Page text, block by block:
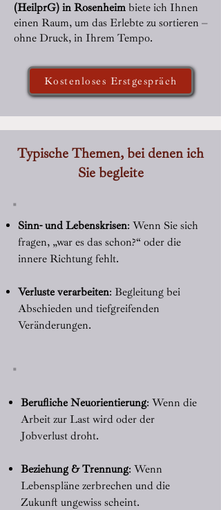
(HeilprG) in Rosenheim biete ich Ihnen
einen Raum, um das Erlebte zu sortieren –
ohne Druck, in Ihrem Tempo.
Kostenloses Erstgespräch
Typische Themen, bei denen ich
Sie begleite
Sinn- und Lebenskrisen: Wenn Sie sich
fragen, „war es das schon?“ oder die
innere Richtung fehlt.
Verluste verarbeiten: Begleitung bei
Abschieden und tiefgreifenden
Veränderungen.
Berufliche Neuorientierung: Wenn die
Arbeit zur Last wird oder der
Jobverlust droht.
​Beziehung & Trennung: Wenn
Lebenspläne zerbrechen und die
Zukunft ungewiss scheint.